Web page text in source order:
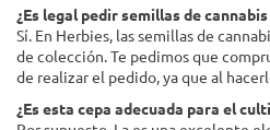
¿Es legal pedir semillas de cannabis
Sí. En Herbies, las semillas de
de colección. Te pedimos que
de realizar el pedido, ya que al
¿Es esta cepa adecuada para el